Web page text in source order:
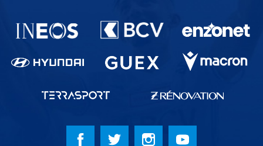
Partenaires du lausanne-Sport